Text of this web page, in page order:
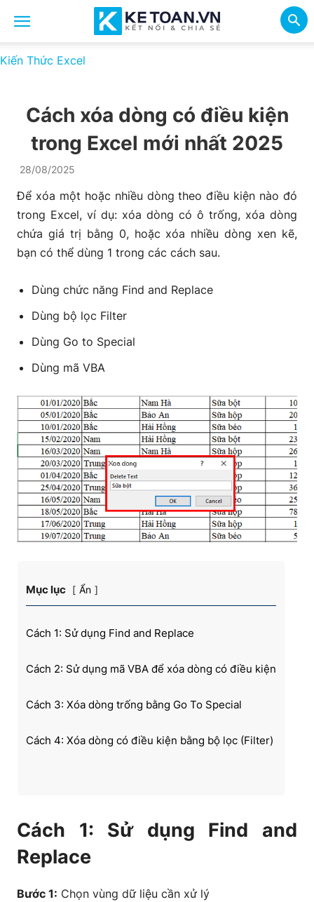
Kiến Thức Excel
Cách xóa dòng có điều kiện
trong Excel mới nhất 2025
28/08/2025
Để xóa một hoặc nhiều dòng theo điều kiện nào đó
trong Excel, ví dụ: xóa dòng có ô trống, xóa dòng
chứa giá trị bằng 0, hoặc xóa nhiều dòng xen kẽ,
bạn có thể dùng 1 trong các cách sau.
Dùng chức năng Find and Replace
Dùng bộ lọc Filter
Dùng Go to Special
Dùng mã VBA
Mục lục Ẩn
Cách 1: Sử dụng Find and Replace
Cách 2: Sử dụng mã VBA để xóa dòng có điều kiện
Cách 3: Xóa dòng trống bằng Go To Special
Cách 4: Xóa dòng có điều kiện bằng bộ lọc (Filter)
Cách 1: Sử dụng Find and
Replace
Bước 1: Chọn vùng dữ liệu cần xử lý